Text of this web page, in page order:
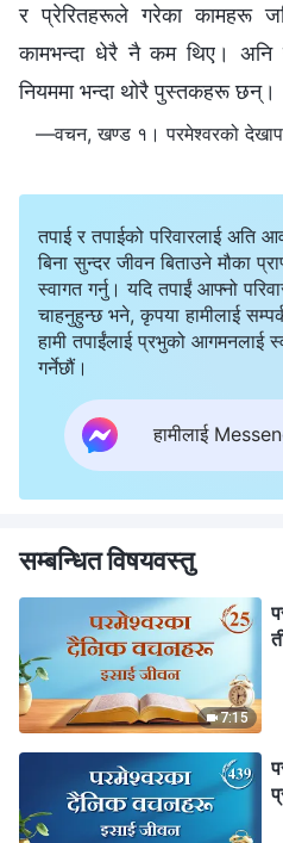
र प्रेरितहरूले गरेका कामहरू
कामभन्दा धेरै नै कम थिए। अनि
नियममा भन्दा थोरै पुस्तकहरू छन्।
—वचन, खण्ड १। परमेश्‍वरको
तपाई र तपाईको परिवारलाई अति
बिना सुन्दर जीवन बिताउने मौका
स्वागत गर्नु। यदि तपाईं आफ्नो
चाहनुहुन्छ भने, कृपया हामीलाई
हामी तपाईंलाई प्रभुको आगमनलाई
गर्नेछौं।
हामीलाई
सम्बन्धित विषयवस्तु
7:15